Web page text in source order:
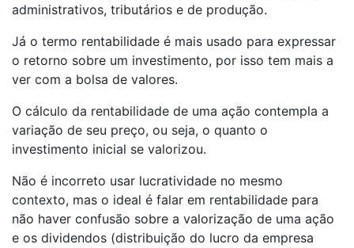
administrativos, tributários e de produção.
Já o termo rentabilidade é mais usado para expressar
o retorno sobre um investimento, por isso tem mais a
ver com a bolsa de valores.
O cálculo da rentabilidade de uma ação contempla a
variação de seu preço, ou seja, o quanto o
investimento inicial se valorizou.
Não é incorreto usar lucratividade no mesmo
contexto, mas o ideal é falar em rentabilidade para
não haver confusão sobre a valorização de uma ação
e os dividendos (distribuição do lucro da empresa